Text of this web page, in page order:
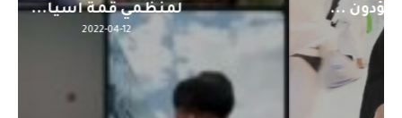
لمنظمي قمة اسيا...
2022-04-12